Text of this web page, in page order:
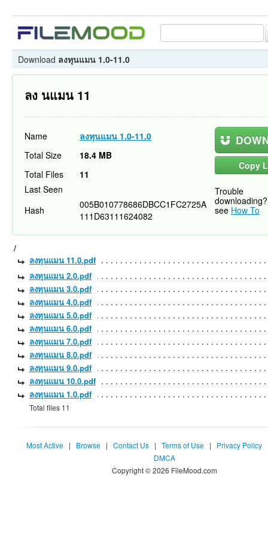
Download ลงทุนแมน 1.0-11.0
ลง นแมน 11
Name ลงทุนแมน 1.0-11.0
Copy
Trouble
downloading?
see How To
Total Size
18.4 MB
Total Files
11
Last Seen
Hash
005B010778686DBCC1FC2725A
111D63111624082
/
ลงทุนแมน 11.0.pdf
ลงทุนแมน 2.0.pdf
ลงทุนแมน 3.0.pdf
ลงทุนแมน 4.0.pdf
ลงทุนแมน 5.0.pdf
ลงทุนแมน 6.0.pdf
ลงทุนแมน 7.0.pdf
ลงทุนแมน 8.0.pdf
ลงทุนแมน 9.0.pdf
ลงทุนแมน 10.0.pdf
ลงทุนแมน 1.0.pdf
Total files 11
Most Active | Browse | Contact Us | Terms of Use | Privacy Policy
DMCA
Copyright © 2026 FileMood.com